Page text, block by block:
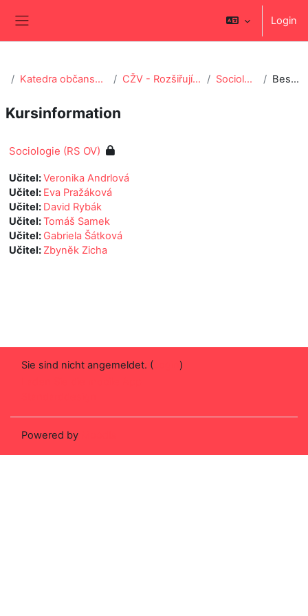
Login
Katedra občanské výchovy a filozofie CŽV - Rozšiřující studium OV-ZSV Sociologie (RS OV) Beschreibung
Kursinformation
Sociologie (RS OV)
Učitel:Veronika Andrlová
Učitel: Eva Pražáková
Učitel: David Rybák
Učitel:Tomáš Samek
Učitel: Gabriela Šátková
Učitel: Zbyněk Zicha
Sie sind nicht angemeldet. (
)
Powered by